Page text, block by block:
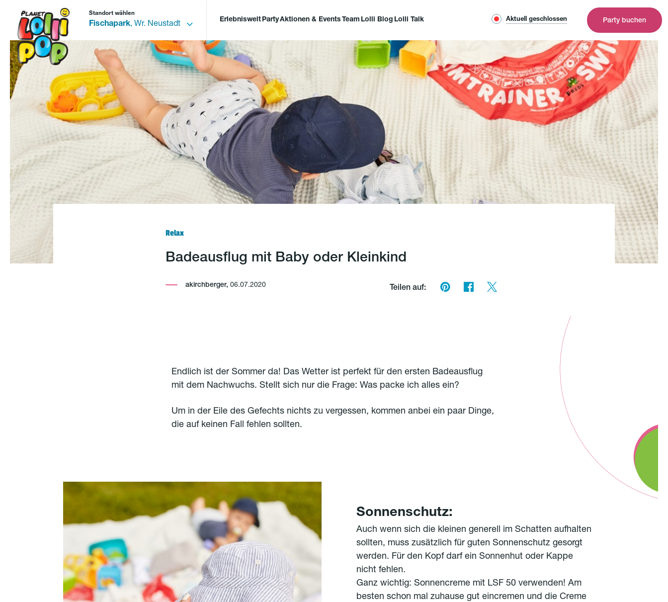
Standort wählen
Fischapark, Wr. Neustadt
Erlebniswelt PartyAktionen & Events Team Lolli Blog Lolli Talk Aktuell geschlossen Party buchen
Relax
Badeausflug mit Baby oder Kleinkind
akirchberger, 06.07.2020 Teilen auf:
Endlich ist der Sommer da! Das Wetter ist perfekt für den ersten Badeausflug
mit dem Nachwuchs. Stellt sich nur die Frage: Was packe ich alles ein?
Um in der Eile des Gefechts nichts zu vergessen, kommen anbei ein paar Dinge,
die auf keinen Fall fehlen sollten.
Sonnenschutz:
Auch wenn sich die kleinen generell im Schatten aufhalten
sollten, muss zusätzlich für guten Sonnenschutz gesorgt
werden. Für den Kopf darf ein Sonnenhut oder Kappe
nicht fehlen.
Ganz wichtig: Sonnencreme mit LSF 50 verwenden! Am
besten schon mal zuhause gut eincremen und die Creme